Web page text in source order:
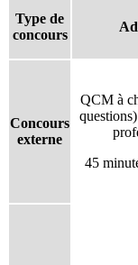
Type de
concours
Concours
externe
QCM à
45